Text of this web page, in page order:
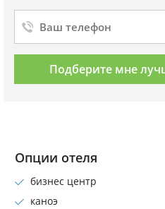
Подберите мне
Опции отеля
бизнес центр
каноэ